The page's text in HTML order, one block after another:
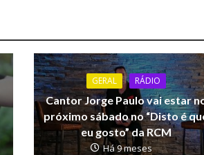
GERAL RÁDIO
Cantor Jorge Paulo vai estar
próximo sábado no “Disto é
eu gosto” da RCM
Há 9 meses